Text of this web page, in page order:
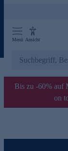
Menü Ansicht
Bis zu -60% auf
on